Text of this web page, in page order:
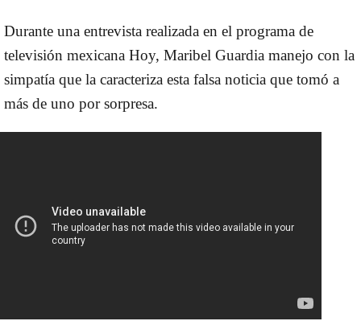
Durante una entrevista realizada en el programa de
televisión mexicana Hoy, Maribel Guardia manejo con la
simpatía que la caracteriza esta falsa noticia que tomó a
más de uno por sorpresa.